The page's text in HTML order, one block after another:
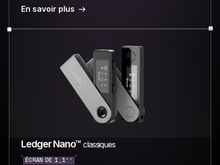
En savoir plus
Ledger Nano™ classiques
ÉCRAN DE 1,1’’